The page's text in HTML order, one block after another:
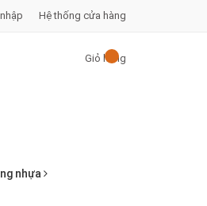
Hệ thống cửa hàng
Giỏ hàng
nhựa